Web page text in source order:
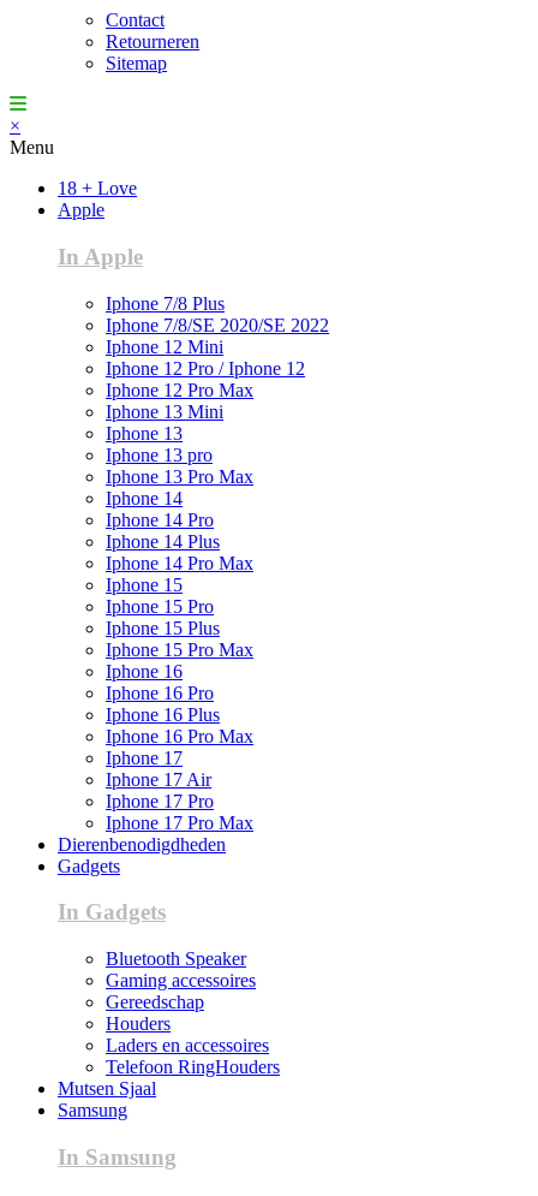
Contact
Retourneren
Sitemap
×
Menu
18 + Love
Apple
In Apple
Iphone 7/8 Plus
Iphone 7/8/SE 2020/SE 2022
Iphone 12 Mini
Iphone 12 Pro / Iphone 12
Iphone 12 Pro Max
Iphone 13 Mini
Iphone 13
Iphone 13 pro
Iphone 13 Pro Max
Iphone 14
Iphone 14 Pro
Iphone 14 Plus
Iphone 14 Pro Max
Iphone 15
Iphone 15 Pro
Iphone 15 Plus
Iphone 15 Pro Max
Iphone 16
Iphone 16 Pro
Iphone 16 Plus
Iphone 16 Pro Max
Iphone 17
Iphone 17 Air
Iphone 17 Pro
Iphone 17 Pro Max
Dierenbenodigdheden
Gadgets
In Gadgets
Bluetooth Speaker
Gaming accessoires
Gereedschap
Houders
Laders en accessoires
Telefoon RingHouders
Mutsen Sjaal
Samsung
In Samsung